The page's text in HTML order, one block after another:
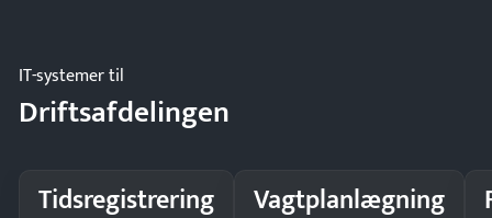
IT-systemer til
Driftsafdelingen
Tidsregistrering Vagtplanlægning